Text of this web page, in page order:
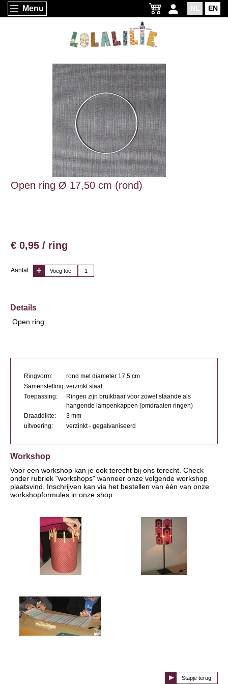
Menu NL EN
Open ring Ø 17,50 cm (rond)
€ 0,95 / ring
Aantal: Voeg toe
Details
Open ring
Ringvorm:
rond met diameter 17,5 cm
Samenstelling:verzinkt staal
Toepassing:
Ringen zijn bruikbaar voor zowel staande als
hangende lampenkappen (omdraaien ringen)
Draaddikte:
3 mm
uitvoering:
verzinkt - gegalvaniseerd
Workshop
Voor een workshop kan je ook terecht bij ons terecht. Check
onder rubriek "workshops" wanneer onze volgende workshop
plaatsvind. Inschrijven kan via het bestellen van één van onze
workshopformules in onze shop.
Stapje terug